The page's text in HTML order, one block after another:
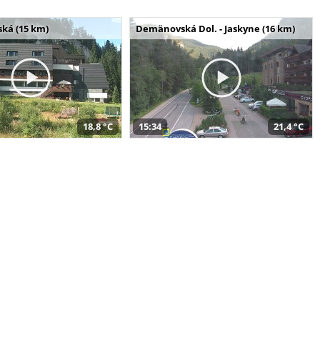
(15 km)
18,8 °C
Demänovská Dol. - Jaskyne (16 km)
15:34 21,4 °C